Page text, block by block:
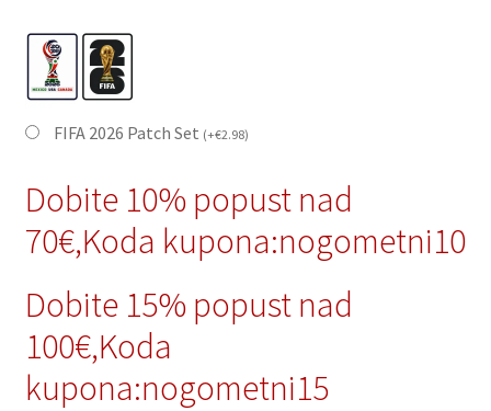
FIFA 2026 Patch Set (+€2.98)
Dobite 10% popust nad
70€,Koda kupona:nogometni10
Dobite 15% popust nad
100€,Koda
kupona:nogometni15